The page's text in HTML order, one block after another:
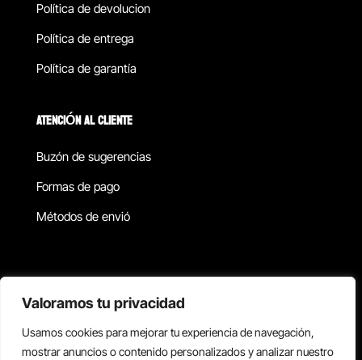
Valoramos tu privacidad
Usamos cookies para mejorar tu experiencia de navegación,
mostrar anuncios o contenido personalizados y analizar nuestro
Política de devolucion
Política de entrega
Política de garantía
ATENCIÓN AL CLIENTE
Buzón de sugerencias
Formas de pago
Métodos de envió
Copyright © 2026 Reisix. Todos los derechos reservados.